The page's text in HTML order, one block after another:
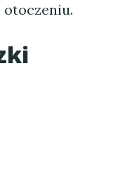
otoczeniu.